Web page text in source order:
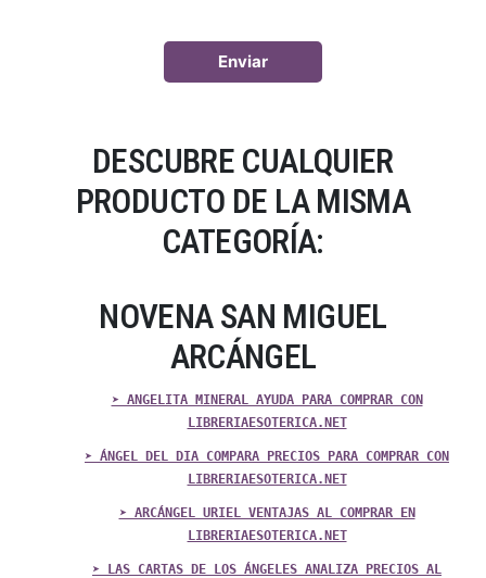
DESCUBRE CUALQUIER
PRODUCTO DE LA MISMA
CATEGORÍA:
NOVENA SAN MIGUEL
ARCÁNGEL
➤ ANGELITA MINERAL AYUDA PARA COMPRAR CON
LIBRERIAESOTERICA.NET
➤ ÁNGEL DEL DIA COMPARA PRECIOS PARA COMPRAR CON
LIBRERIAESOTERICA.NET
➤ ARCÁNGEL URIEL VENTAJAS AL COMPRAR EN
LIBRERIAESOTERICA.NET
➤ LAS CARTAS DE LOS ÁNGELES ANALIZA PRECIOS AL